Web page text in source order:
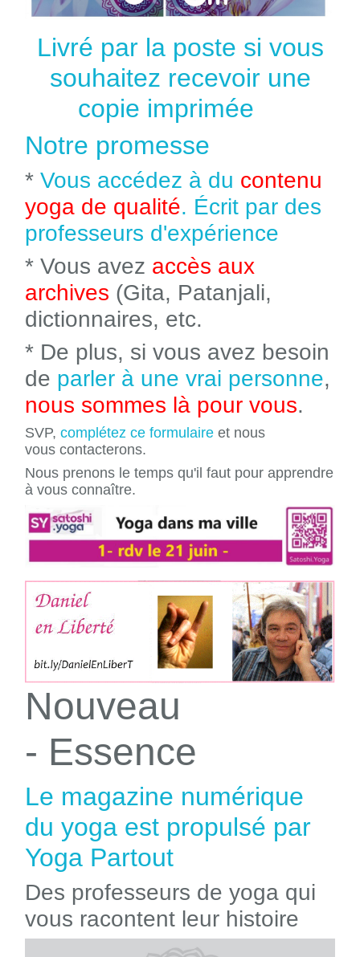
Livré par la poste si vous
souhaitez recevoir une
copie imprimée
Notre promesse
* Vous accédez à du contenu
yoga de qualité. Écrit par des
professeurs d'expérience
* Vous avez accès aux
archives (Gita, Patanjali,
dictionnaires, etc.
* De plus, si vous avez besoin
de parler à une vrai personne,
nous sommes là pour vous.
SVP, complétez ce formulaire et nous
vous contacterons.
Nous prenons le temps qu'il faut pour apprendre
à vous connaître.
Nouveau
- Essence
Le magazine numérique
du yoga est propulsé par
Yoga Partout
Des professeurs de yoga qui
vous racontent leur histoire